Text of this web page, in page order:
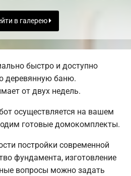
в галерею
быстро и доступно
деревянную баню.
от двух недель.
осуществляется на вашем
готовые домокомплекты.
постройки современной
фундамента, изготовление
вопросы можно задать